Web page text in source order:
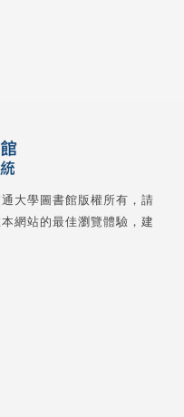
大學圖書館版權所有，請
網站的最佳瀏覽體驗，建